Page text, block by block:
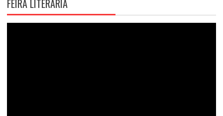
FEIRA LITERÁRIA